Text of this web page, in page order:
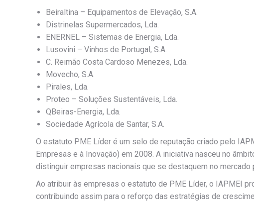
Beiraltina – Equipamentos de Elevação, S.A.
Distrinelas Supermercados, Lda.
ENERNEL – Sistemas de Energia, Lda.
Lusovini – Vinhos de Portugal, S.A.
C. Reimão Costa Cardoso Menezes, Lda.
Movecho, S.A.
Pirales, Lda.
Proteo – Soluções Sustentáveis, Lda.
QBeiras-Energia, Lda.
Sociedade Agrícola de Santar, S.A.
O estatuto PME Líder é um selo de reputação criado pelo
Empresas e à Inovação) em 2008. A iniciativa nasceu no
distinguir empresas nacionais que se destaquem no mercado
Ao atribuir às empresas o estatuto de PME Líder, o IAPMEI
contribuindo assim para o reforço das estratégias de